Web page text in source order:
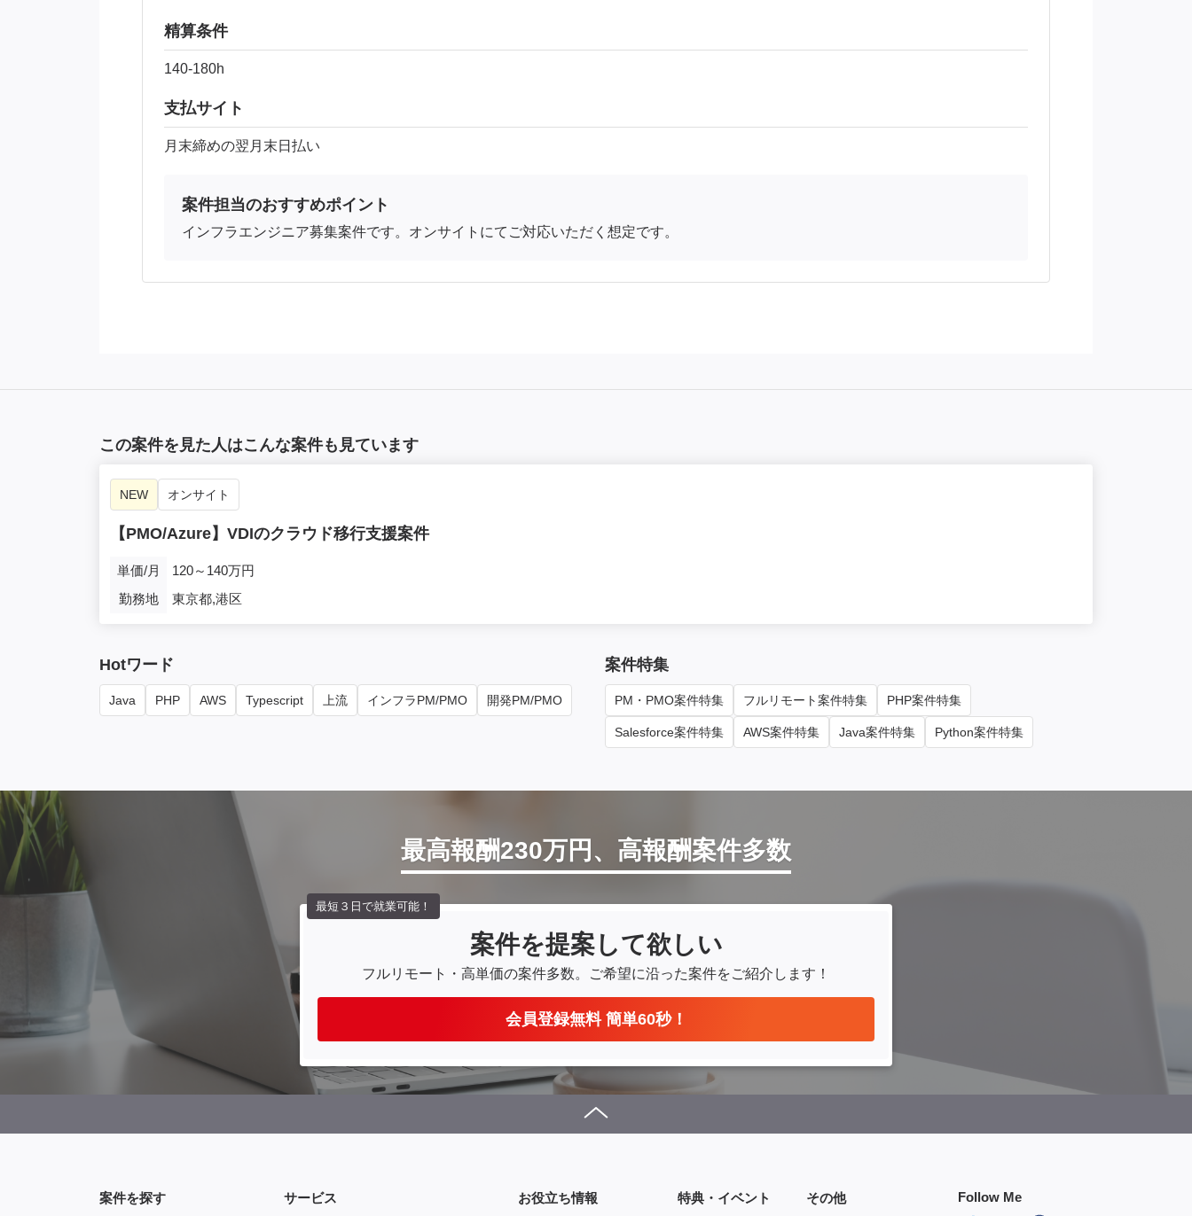
精算条件
140-180h
支払サイト
月末締めの翌月末日払い
案件担当のおすすめポイント
インフラエンジニア募集案件です。オンサイトにてご対応いただく想定です。
この案件を見た人はこんな案件も見ています
NEW オンサイト
【PMO/Azure】VDIのクラウド移行支援案件
単価/月
120～140万円
勤務地
東京都,港区
Hotワード
Java PHP AWS Typescript 上流 インフラPM/PMO 開発PM/PMO
案件特集
PM・PMO案件特集 フルリモート案件特集 PHP案件特集
Salesforce案件特集 AWS案件特集 Java案件特集 Python案件特集
最高報酬230万円、高報酬案件多数
案件を提案して欲しい
フルリモート・高単価の案件多数。 ご希望に沿った案件をご紹介します！
会員登録無料 簡単60秒！
最短３日で就業可能！
Follow Me
案件を探す サービス お役立ち情報 特典・イベント その他